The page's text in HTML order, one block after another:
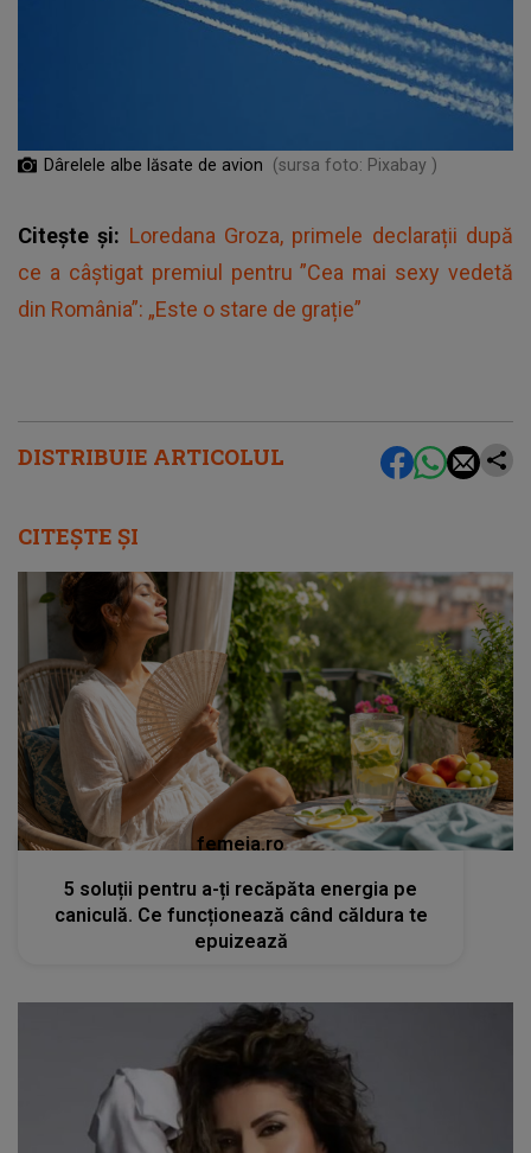
DISTRIBUIE ARTICOLUL
Dârelele albe lăsate de avion (sursa foto: Pixabay )
Citește și: Loredana Groza, primele declarații după
ce a câștigat premiul pentru ”Cea mai sexy vedetă
din România”: „Este o stare de grație”
CITEȘTE ȘI
femeia.ro
5 soluții pentru a-ți recăpăta energia pe
caniculă. Ce funcționează când căldura te
epuizează